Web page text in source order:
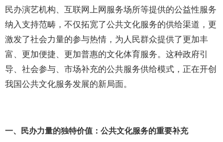
民办演艺机构、互联网上网服务场所等提供的公益性服务
纳入支持范畴，不仅拓宽了公共文化服务的供给渠道，更
激发了社会力量的参与热情，为人民群众提供了更加丰
富、更加便捷、更加普惠的文化体育服务。这种政府引
导、社会参与、市场补充的公共服务供给模式，正在开创
我国公共文化服务发展的新局面。
一、民办力量的独特价值：公共文化服务的重要补充